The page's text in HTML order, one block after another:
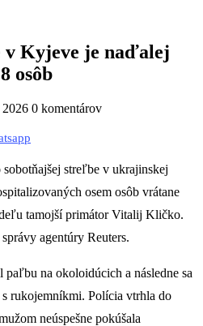
Kyjeve je naďalej
osôb
2026 0 komentárov
streľbe v ukrajinskej
osem osôb vrátane
tamojší primátor Vitalij Kličko.
agentúry Reuters.
na okoloidúcich a následne sa
rukojemníkmi. Polícia vtrhla do
neúspešne pokúšala